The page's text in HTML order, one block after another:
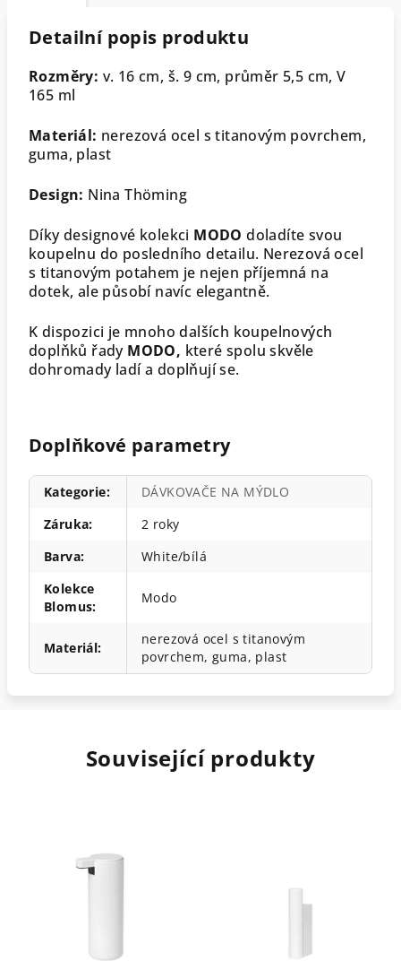
Detailní popis produktu
Rozměry: v. 16 cm, š. 9 cm, průměr 5,5 cm, V
165 ml
Materiál: nerezová ocel s titanovým povrchem,
guma, plast
Design: Nina Thöming
Díky designové kolekci MODO doladíte svou
koupelnu do posledního detailu. Nerezová ocel
s titanovým potahem je nejen příjemná na
dotek, ale působí navíc elegantně.
K dispozici je mnoho dalších koupelnových
doplňků řady MODO, které spolu skvěle
dohromady ladí a doplňují se.
Doplňkové parametry
Kategorie:
DÁVKOVAČE NA MÝDLO
Záruka:
2 roky
Barva:
White/bílá
Kolekce
Blomus:
Modo
Materiál:
nerezová ocel s titanovým
povrchem, guma, plast
Související produkty